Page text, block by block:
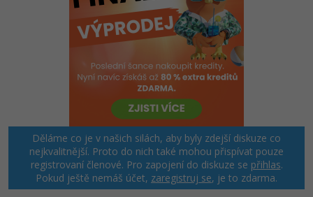
Děláme co je v našich silách, aby byly zdejší diskuze co
nejkvalitnější. Proto do nich také mohou přispívat pouze
registrovaní členové. Pro zapojení do diskuze se přihlas.
Pokud ještě nemáš účet, zaregistruj se, je to zdarma.